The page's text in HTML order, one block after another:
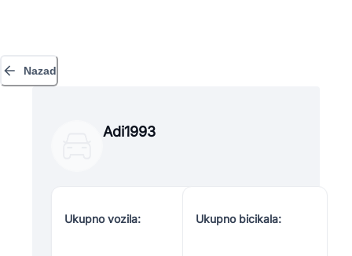
Nazad
Adi1993
Ukupno vozila: Ukupno bicikala: